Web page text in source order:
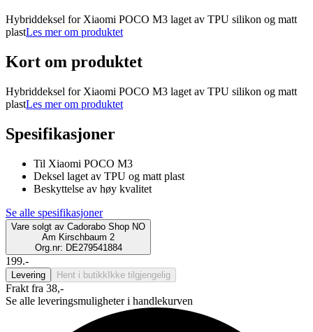
Hybriddeksel for Xiaomi POCO M3 laget av TPU silikon og matt
plastLes mer om produktet
Kort om produktet
Hybriddeksel for Xiaomi POCO M3 laget av TPU silikon og matt
plastLes mer om produktet
Spesifikasjoner
Til Xiaomi POCO M3
Deksel laget av TPU og matt plast
Beskyttelse av høy kvalitet
Se alle spesifikasjoner
Vare solgt av Cadorabo Shop NO
Am Kirschbaum 2
Org.nr: DE279541884
199.-
Levering Hent i butikk Ikke tilgjengelig
Frakt fra 38,-
Se alle leveringsmuligheter i handlekurven